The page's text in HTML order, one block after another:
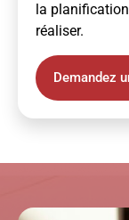
la
réaliser.
Demandez